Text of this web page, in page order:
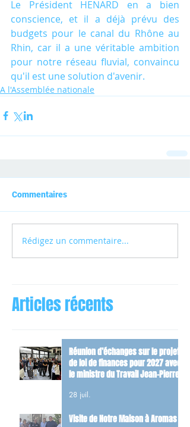
Le Président HENARD en a bien
conscience, et il a déjà prévu des
budgets pour le canal du Rhône au
Rhin, car il a une véritable ambition
pour notre réseau fluvial, convaincu
qu'il est une solution d'avenir.
A l'Assemblée nationale
Commentaires
Rédigez un commentaire...
Articles récents
Réunion d’échanges sur le projet
de loi de finances pour 2027 avec
le ministre du Travail Jean-Pierre
28 juil.
Visite de Notre Maison à Aromas